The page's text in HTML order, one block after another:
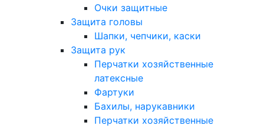
Очки защитные
Защита головы
Шапки, чепчики, каски
Защита рук
Перчатки хозяйственные
латексные
Фартуки
Бахилы, нарукавники
Перчатки хозяйственные